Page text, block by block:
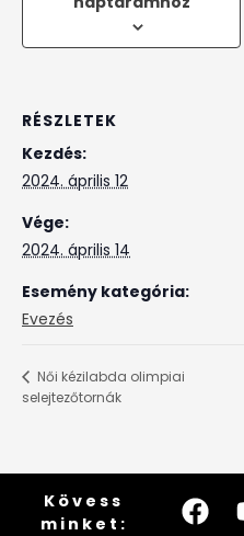
RÉSZLETEK
Kezdés:
2024. április 12
Vége:
2024. április 14
Esemény kategória:
Evezés
Női kézilabda olimpiai
selejtezőtornák
Kövess
minket: